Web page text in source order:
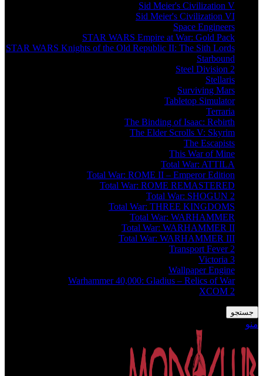
Sid Meier's Civilization V
Sid Meier's Civilization VI
Space Engineers
STAR WARS Empire at War: Gold Pack
STAR WARS Knights of the Old Republic II: The Sith Lords
Starbound
Steel Division 2
Stellaris
Surviving Mars
Tabletop Simulator
Terraria
The Binding of Isaac: Rebirth
The Elder Scrolls V: Skyrim
The Escapists
This War of Mine
Total War: ATTILA
Total War: ROME II – Emperor Edition
Total War: ROME REMASTERED
Total War: SHOGUN 2
Total War: THREE KINGDOMS
Total War: WARHAMMER
Total War: WARHAMMER II
Total War: WARHAMMER III
Transport Fever 2
Victoria 3
Wallpaper Engine
Warhammer 40,000: Gladius – Relics of War
XCOM 2
جستجو
منو